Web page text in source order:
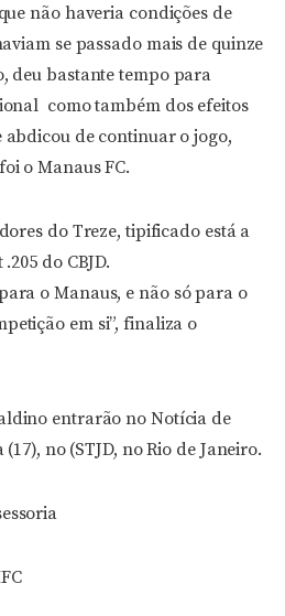
não haveria condições de
se passado mais de quinze
deu bastante tempo para
como também dos efeitos
abdicou de continuar o jogo,
o Manaus FC.
do Treze, tipificado está a
do CBJD.
o Manaus, e não só para o
em si”, finaliza o
entrarão no Notícia de
no (STJD, no Rio de Janeiro.